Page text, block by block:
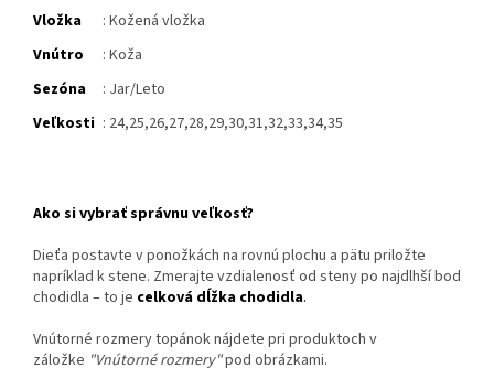
Vložka
: Kožená vložka
Vnútro
: Koža
Sezóna
: Jar/Leto
Veľkosti : 24,25,26,27,28,29,30,31,32,33,34,35
Ako si vybrať správnu veľkosť?
Dieťa postavte v ponožkách na rovnú plochu a pätu priložte
napríklad k stene. Zmerajte vzdialenosť od steny po najdlhší bod
chodidla – to je celková dĺžka chodidla.
Vnútorné rozmery topánok nájdete pri produktoch v
záložke "Vnútorné rozmery"pod obrázkami.